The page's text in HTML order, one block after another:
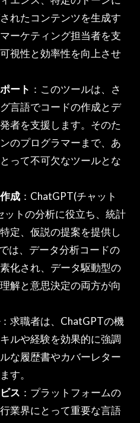
れたコンテンツを生成す
ーケティング担当者を支
視性と効率性を向上させ
ート ：このツールは、さ
言語でコードの作成とデ
者を支援します。そのた
のプログラマーまで、あ
って不可欠なツールとな
成 ：ChatGPT(チャット
ットの分析に役立ち、統計
定、仮説の提案を提供し
は、データ分析コードの
化され、データ駆動型の
解と意思決定の両方が向
：求職者は、ChatGPTの機
ルや経験を効果的に強調
な履歴書やカバーレター
す。
ス ：プラットフォームの
業界にとって重要な言語